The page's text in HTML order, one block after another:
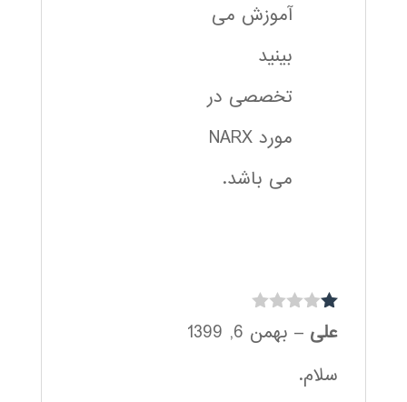
آموزش می
بینید
تخصصی در
مورد NARX
می باشد.
نم
ره
از
علی – بهمن 6, 1399
سلام.